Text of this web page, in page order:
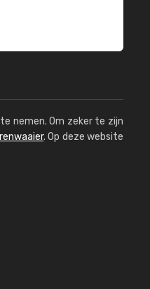
nemen. Om zeker te zijn
. Op deze website